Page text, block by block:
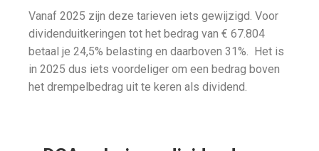
Vanaf 2025 zijn deze tarieven iets gewijzigd. Voor
dividenduitkeringen tot het bedrag van € 67.804
betaal je 24,5% belasting en daarboven 31%. Het is
in 2025 dus iets voordeliger om een bedrag boven
het drempelbedrag uit te keren als dividend.